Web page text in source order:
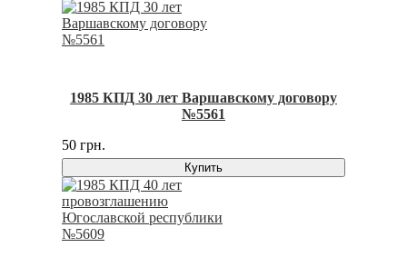
1985 КПД 30 лет Варшавскому договору
№5561
50 грн.
Купить